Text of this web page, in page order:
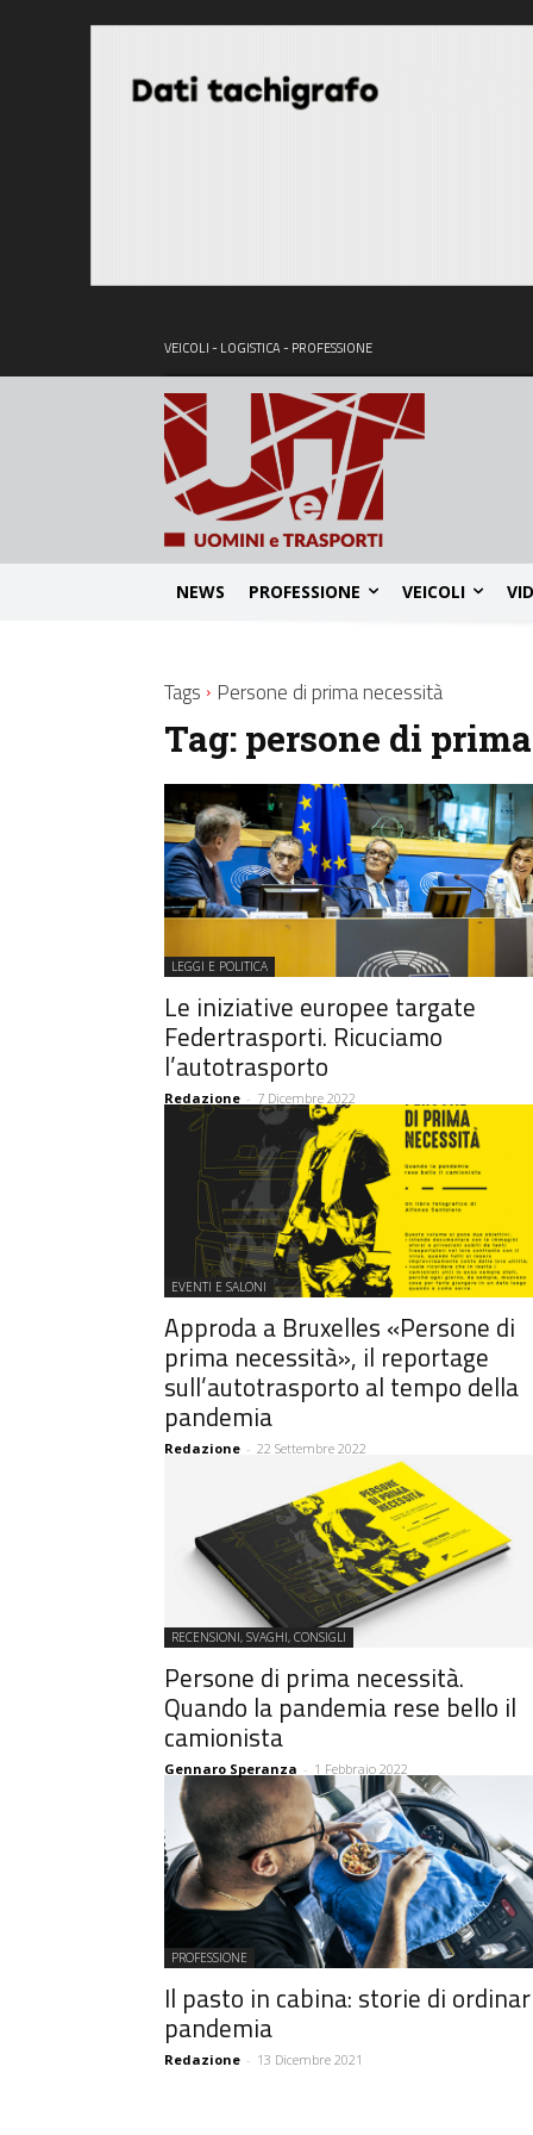
VEICOLI - LOGISTICA - PROFESSIONE
NEWS PROFESSIONE VEICOLI
Tags Persone di prima necessità
Tag: persone di
LEGGI E POLITICA
Le iniziative europee targate
Federtrasporti. Ricuciamo
l’autotrasporto
Redazione - 7 Dicembre 2022
EVENTI E SALONI
Approda a Bruxelles «Persone di
prima necessità», il reportage
sull’autotrasporto al tempo della
pandemia
Redazione - 22 Settembre 2022
RECENSIONI, SVAGHI, CONSIGLI
Persone di prima necessità.
Quando la pandemia rese bello il
camionista
Gennaro Speranza - 1 Febbraio 2022
PROFESSIONE
Il pasto in cabina: storie di
pandemia
Redazione - 13 Dicembre 2021